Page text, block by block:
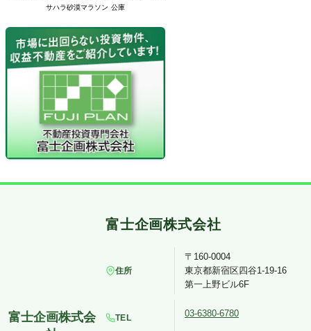
サハラ砂漠マラソン 公庫
住所
〒160-0004
東京都新宿区四谷1-19-16
第一上野ビル6F
TEL 03-6380-6780